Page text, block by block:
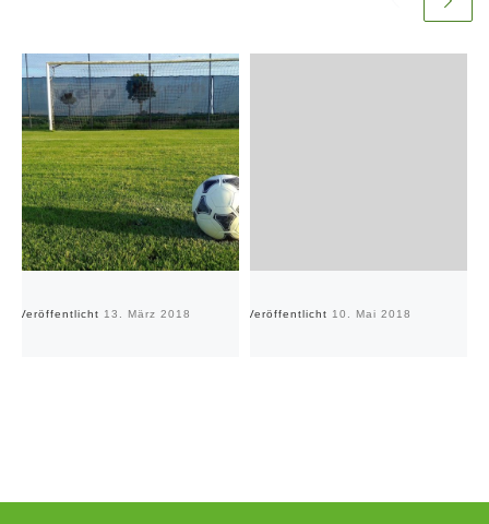
Veröffentlicht 13. März 2018 Veröffentlicht 10. Mai 2018